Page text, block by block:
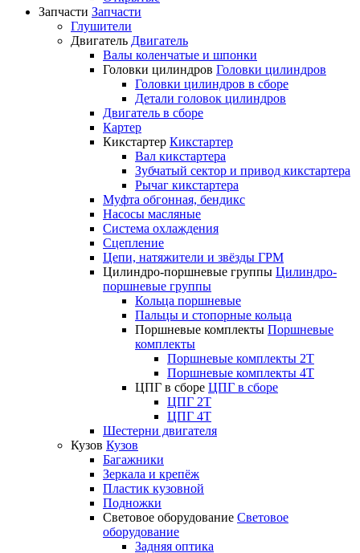
Запчасти Запчасти
Глушители
Двигатель Двигатель
Валы коленчатые и шпонки
Головки цилиндров Головки цилиндров
Головки цилиндров в сборе
Детали головок цилиндров
Двигатель в сборе
Картер
Кикстартер Кикстартер
Вал кикстартера
Зубчатый сектор и привод кикстартера
Рычаг кикстартера
Муфта обгонная, бендикс
Насосы масляные
Система охлаждения
Сцепление
Цепи, натяжители и звёзды ГРМ
Цилиндро-поршневые группы Цилиндро-
поршневые группы
Кольца поршневые
Пальцы и стопорные кольца
Поршневые комплекты Поршневые
комплекты
Поршневые комплекты 2T
Поршневые комплекты 4T
ЦПГ в сборе ЦПГ в сборе
ЦПГ 2T
ЦПГ 4T
Шестерни двигателя
Кузов Кузов
Багажники
Зеркала и крепёж
Пластик кузовной
Подножки
Световое оборудование Световое
оборудование
Задняя оптика